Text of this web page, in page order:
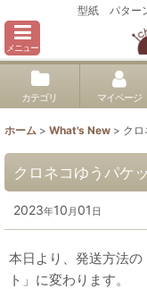
型紙 パター
メニュー
カテゴリ マイページ
ホーム > What's New > ク
クロネコゆうパケ
2023年10 月 01 日
本日より、発送方法
ト」に変わります。